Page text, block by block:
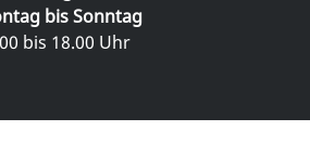
bis Sonntag
bis 18.00 Uhr